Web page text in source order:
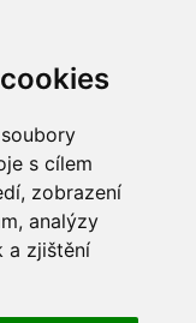
s cílem
zobrazení
analýzy
a zjištění